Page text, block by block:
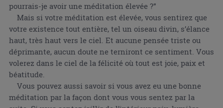
pourrais-je avoir une méditation élevée ?”
Mais si votre méditation est élevée, vous sentirez que
votre existence tout entière, tel un oiseau divin, s’élance
haut, très haut vers le ciel. Et aucune pensée triste ou
déprimante, aucun doute ne terniront ce sentiment. Vous
volerez dans le ciel de la félicité où tout est joie, paix et
béatitude.
Vous pouvez aussi savoir si vous avez eu une bonne
méditation par la façon dont vous vous sentez par la